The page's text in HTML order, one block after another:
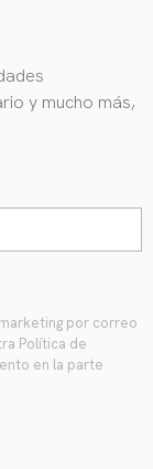
y mucho más,
por correo
Política de
en la parte